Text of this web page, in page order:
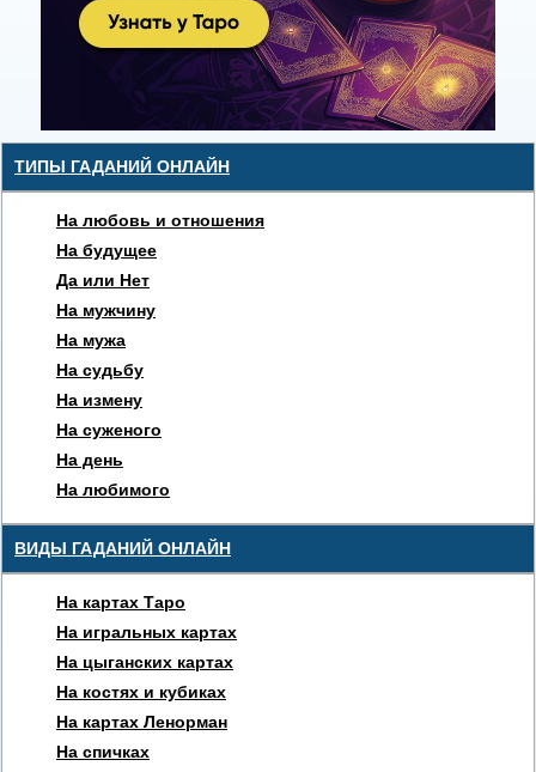
ТИПЫ ГАДАНИЙ ОНЛАЙН
На любовь и отношения
На будущее
Да или Нет
На мужчину
На мужа
На судьбу
На измену
На суженого
На день
На любимого
ВИДЫ ГАДАНИЙ ОНЛАЙН
На картах Таро
На игральных картах
На цыганских картах
На костях и кубиках
На картах Ленорман
На спичках